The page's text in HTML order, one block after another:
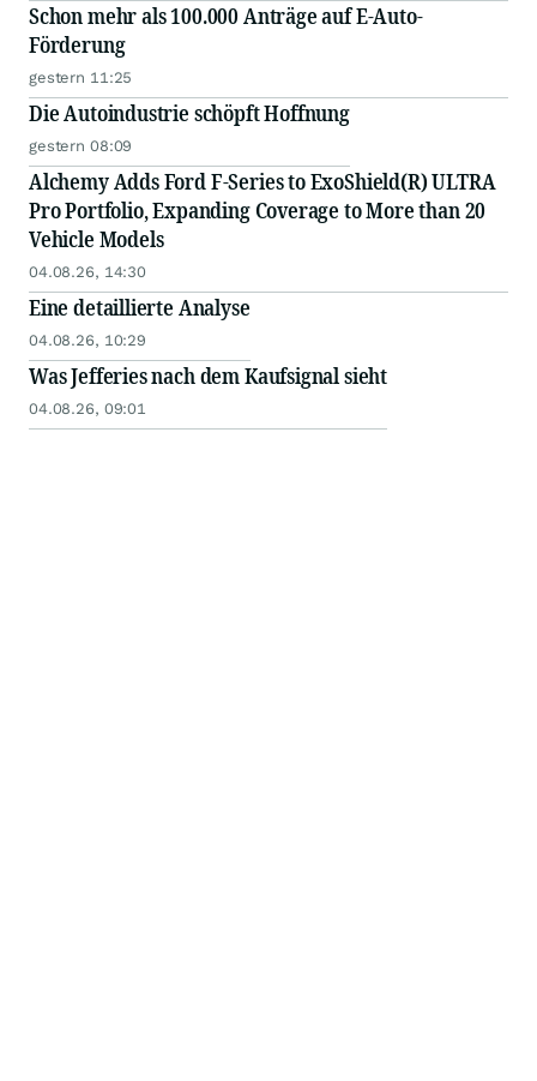
Schon mehr als 100.000 Anträge auf E-Auto-
Förderung
gestern 11:25
Die Autoindustrie schöpft Hoffnung
gestern 08:09
Alchemy Adds Ford F-Series to ExoShield(R) ULTRA
Pro Portfolio, Expanding Coverage to More than 20
Vehicle Models
04.08.26, 14:30
Eine detaillierte Analyse
04.08.26, 10:29
Was Jefferies nach dem Kaufsignal sieht
04.08.26, 09:01